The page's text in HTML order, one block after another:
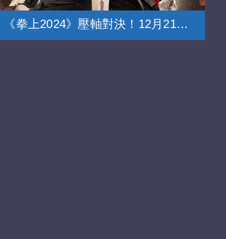
《拳上2024》壓軸對決！12月21日登場